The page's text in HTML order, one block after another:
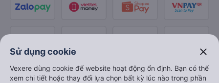
Sử dụng cookie close
Vexere dùng cookie để website hoạt động ổn định. Bạn có thể
xem chi tiết hoặc thay đổi lựa chọn bất kỳ lúc nào trong phần